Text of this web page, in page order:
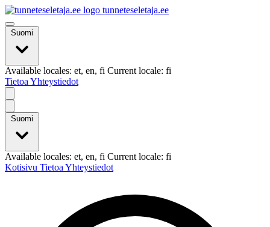
tunneteseletaja.ee
Suomi
Available locales: et, en, fi Current locale: fi
Tietoa Yhteystiedot
Suomi
Available locales: et, en, fi Current locale: fi
Kotisivu Tietoa Yhteystiedot